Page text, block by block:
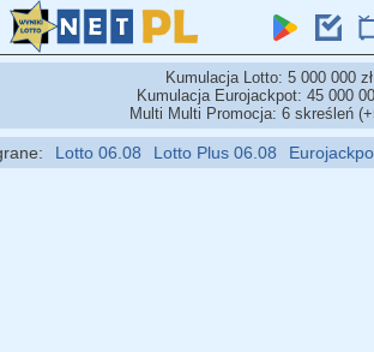
Kumulacja Lotto: 5 000 000 zł
Kumulacja Eurojackpot: 45 000
Multi Multi Promocja: 6 skreśleń
Lotto 06.08 Lotto Plus 06.08 Eurojackpot